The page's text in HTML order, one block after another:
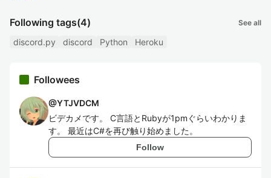
Following tags(4) See all
discord.py discord Python Heroku
Followees
@YTJVDCM
ビデカメです。 C言語とRubyが1pmぐらいわかりま
す。 最近はC#を再び触り始めました。
Follow